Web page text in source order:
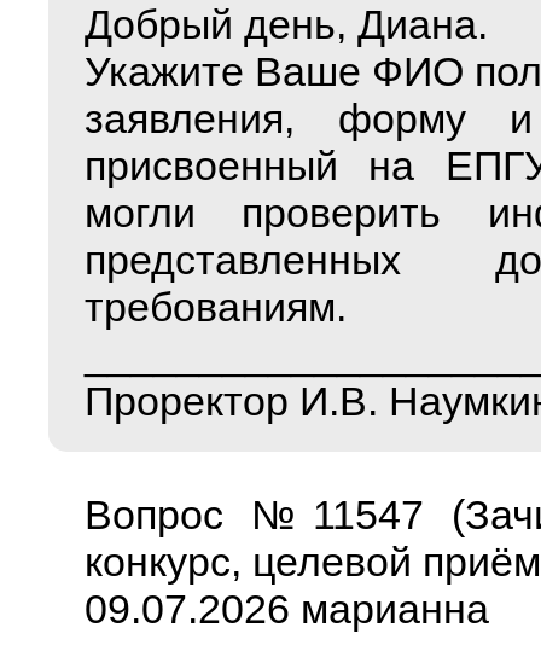
Добрый день, Диана.
Укажите Ваше ФИО
заявления, форму
присвоенный на
могли проверить
представленных
требованиям.
Проректор И.В.
Вопрос №11547
конкурс, целевой
09.07.2026 марианна